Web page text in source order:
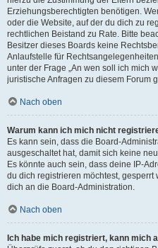
Erziehungsberechtigten benötigen.
oder die Website, auf der du dich zu
rechtlichen Beistand zu Rate. Bitte
Besitzer dieses Boards keine
Anlaufstelle für
unter der Frage „An wen soll ich mich
juristische Anfragen zu diesem Forum
Nach oben
Warum kann ich mich nicht
Es kann sein, dass die Board-
ausgeschaltet hat, damit sich keine
Es könnte auch sein, dass deine IP-
du dich registrieren möchtest,
dich an die Board-Administration.
Nach oben
Ich habe mich registriert, kann mich